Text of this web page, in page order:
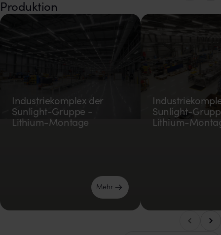
Produktion
Industriekomplex der
Sunlight-Gruppe -
Lithium-Montage
Mehr
Sunlight-
Lithium-
Nach links blättern